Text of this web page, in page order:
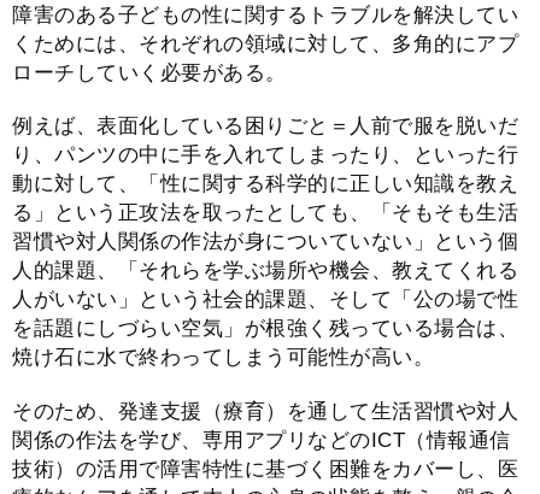
障害のある子どもの性に関するトラブルを解決してい
くためには、それぞれの領域に対して、多角的にアプ
ローチしていく必要がある。
例えば、表面化している困りごと＝人前で服を脱いだ
り、パンツの中に手を入れてしまったり、といった行
動に対して、「性に関する科学的に正しい知識を教え
る」という正攻法を取ったとしても、「そもそも生活
習慣や対人関係の作法が身についていない」という個
人的課題、「それらを学ぶ場所や機会、教えてくれる
人がいない」という社会的課題、そして「公の場で性
を話題にしづらい空気」が根強く残っている場合は、
焼け石に水で終わってしまう可能性が高い。
そのため、発達支援（療育）を通して生活習慣や対人
関係の作法を学び、専用アプリなどのICT（情報通信
技術）の活用で障害特性に基づく困難をカバーし、医